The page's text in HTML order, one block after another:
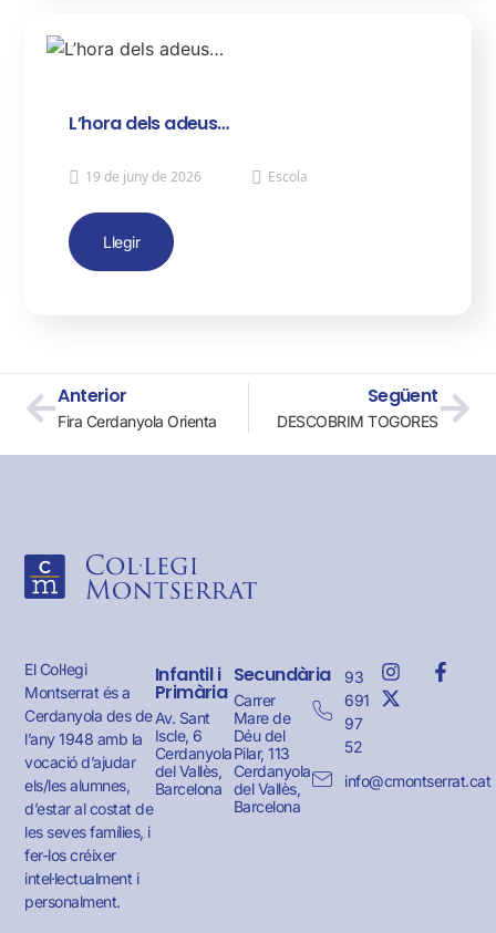
L’hora dels adeus…
19 de juny de 2026 Escola
Llegir
Anterior
Fira Cerdanyola Orienta
Següent
DESCOBRIM TOGORES
El Col·legi
Montserrat és a
Cerdanyola des de
l’any 1948 amb la
vocació d’ajudar
els/les alumnes,
d’estar al costat de
les seves famílies, i
fer-los créixer
intel·lectualment i
personalment.
Infantil i
Primària
Av. Sant
Iscle, 6
Cerdanyola
del Vallès,
Barcelona
Secundària
Carrer
Mare de
Déu del
Pilar, 113
Cerdanyola
del Vallès,
Barcelona
93
691
97
52
info@cmontserrat.cat